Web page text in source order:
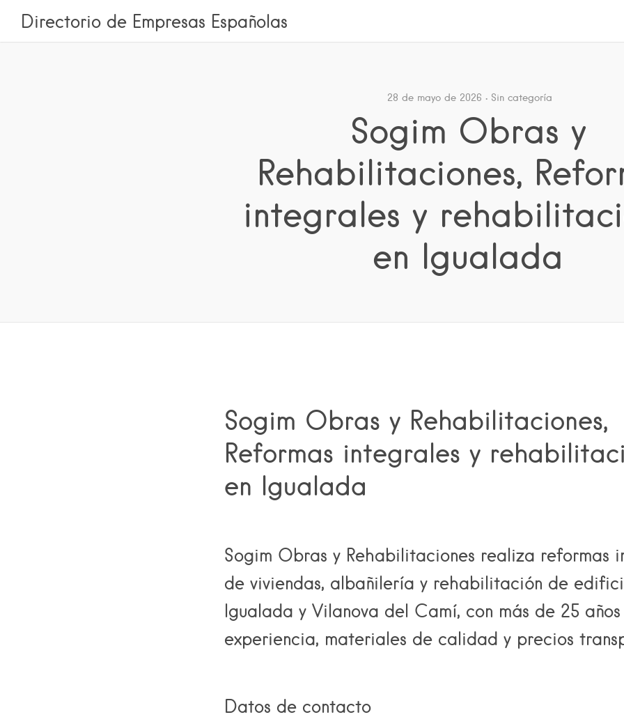
Directorio de Empresas Españolas
28 de mayo de 2026 Sin categoría
Sogim Obras y
Rehabilitaciones,
integrales y
en Igualada
Sogim Obras y Rehabilitaciones,
Reformas integrales y
en Igualada
Sogim Obras y Rehabilitaciones realiza reformas
de viviendas, albañilería y rehabilitación de
Igualada y Vilanova del Camí, con más de 25
experiencia, materiales de calidad y precios
Datos de contacto